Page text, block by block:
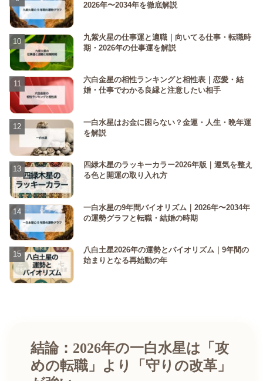
2026年〜2034年を徹底解説
九紫火星の仕事運と適職｜向いてる仕事・転職時
期・2026年の仕事運を解説
六白金星の相性ランキングと相性表｜恋愛・結
婚・仕事でわかる良縁と注意したい相手
一白水星はお金に困らない？金運・人生・晩年運
を解説
四緑木星のラッキーカラー2026年版｜運気を整え
る色と開運の取り入れ方
一白水星の9年間バイオリズム｜2026年〜2034年
の運勢グラフと転職・結婚の時期
八白土星2026年の運勢とバイオリズム｜9年間の
始まりとなる再始動の年
結論：2026年の一白水星は「攻
めの転職」より「守りの改革」